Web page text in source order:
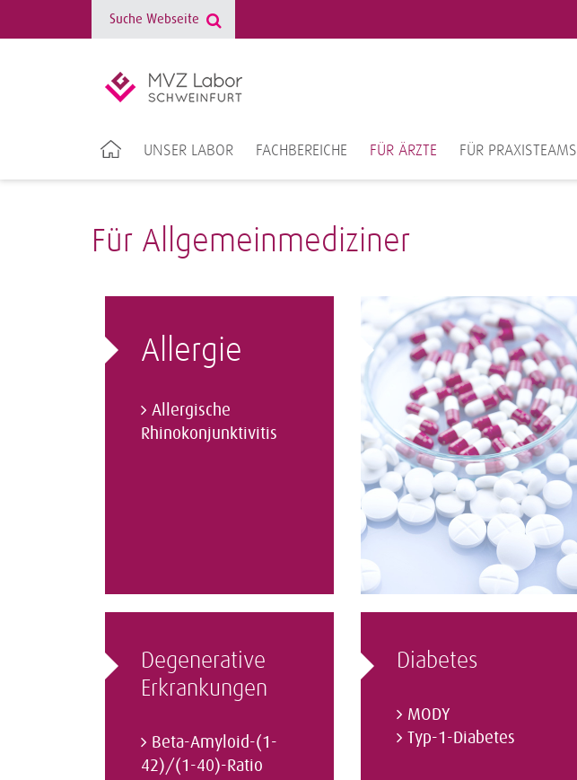
UNSER LABOR FACHBEREICHE FÜR ÄRZTE FÜR PRAXISTEAMS
Für Allgemeinmediziner
Allergie
Allergische
Rhinokonjunktivitis
Degenerative
Erkrankungen
Beta-Amyloid-(1-
42)/(1-40)-Ratio
Diabetes
MODY
Typ-1-Diabetes